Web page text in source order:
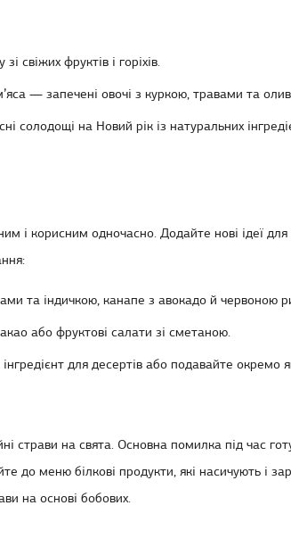
зі свіжих фруктів і горіхів.
— запечені овочі з куркою, травами та
солодощі на Новий рік із натуральних
і корисним одночасно. Додайте нові ідеї
та індичкою, канапе з авокадо й червоною
какао або фруктові салати зі сметаною.
для десертів або подавайте окремо
страви на свята. Основна помилка під час
до меню білкові продукти, які насичують і
на основі бобових.